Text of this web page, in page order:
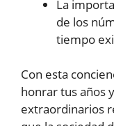
La
de los
tiempo
Con esta
honrar tus años
extraordinarios